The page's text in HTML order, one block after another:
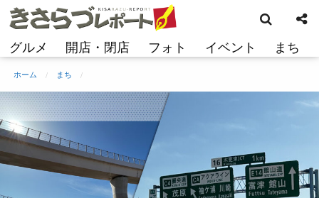
コ
ン
ン
へ
ス
キ
ッ
プ
グルメ 開店・閉店 フォト イベント まち
索
ホーム まち